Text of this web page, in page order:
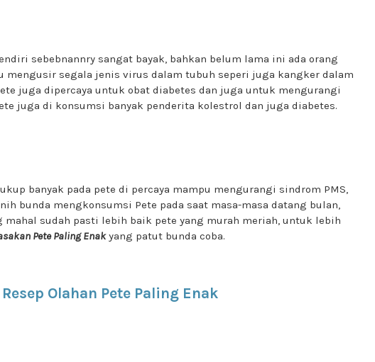
sebebnannry sangat bayak, bahkan belum lama ini ada orang
mengusir segala jenis virus dalam tubuh seperi juga kangker dalam
juga dipercaya untuk obat diabetes dan juga untuk mengurangi
juga di konsumsi banyak penderita kolestrol dan juga diabetes.
banyak pada pete di percaya mampu mengurangi sindrom PMS,
bunda mengkonsumsi Pete pada saat masa-masa datang bulan,
sudah pasti lebih baik pete yang murah meriah, untuk lebih
Pete Paling Enakyang patut bunda coba.
Olahan Pete Paling Enak